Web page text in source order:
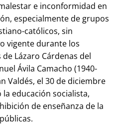
e inconformidad en
especialmente de grupos
católicos, sin
vigente durante los
Lázaro Cárdenas del
Ávila Camacho (1940-
Valdés, el 30 de diciembre
educación socialista,
de enseñanza de la